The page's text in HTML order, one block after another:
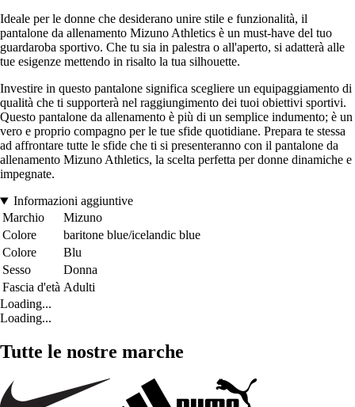
Ideale per le donne che desiderano unire stile e funzionalità, il
pantalone da allenamento Mizuno Athletics è un must-have del tuo
guardaroba sportivo. Che tu sia in palestra o all'aperto, si adatterà alle
tue esigenze mettendo in risalto la tua silhouette.
Investire in questo pantalone significa scegliere un equipaggiamento di
qualità che ti supporterà nel raggiungimento dei tuoi obiettivi sportivi.
Questo pantalone da allenamento è più di un semplice indumento; è un
vero e proprio compagno per le tue sfide quotidiane. Prepara te stessa
ad affrontare tutte le sfide che ti si presenteranno con il pantalone da
allenamento Mizuno Athletics, la scelta perfetta per donne dinamiche e
impegnate.
Informazioni aggiuntive
Marchio
Mizuno
Colore
baritone blue/icelandic blue
Colore
Blu
Sesso
Donna
Fascia d'età Adulti
Loading...
Loading...
Tutte le nostre marche